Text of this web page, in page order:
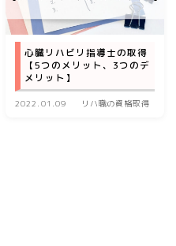
心臓リハビリ指導士の取得
【5つのメリット、3つのデ
メリット】
2022.01.09 リハ職の資格取得